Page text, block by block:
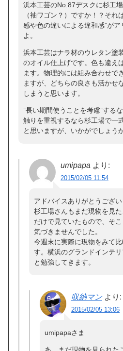
浜本工芸のNo.87デスクに杉工
（袖ワゴン？）ですか！？それ
感や色の違いによる違和感”が
よ。
浜本工芸はナラ材のウレタン塗
のオイル仕上げです。色も違え
ます。物理的には組み合わせで
ますが、どちらの良さも活かせ
しまうと思います。
”長い期間使うことを考慮”する
触りを重視するなら杉工場で一
と思いますが、いかがでしょう
umipapa より:
2015/02/05 11:54
アドバイスありがとうござ
杉工場さんもまだ現物を見
だけで見ていたもので、そ
気づきませんでした。
今週末に実際に現物をみて
す。横浜のグランドインテ
と勉強してきます。
収納マン より:
2015/02/05 13:06
umipapaさま
あ、まだ現物を見られた